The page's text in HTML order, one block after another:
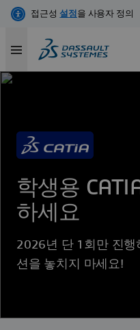
Skip
content
학생용
하세요
2026년 단 1회만 진행
션을 놓치지 마세요!